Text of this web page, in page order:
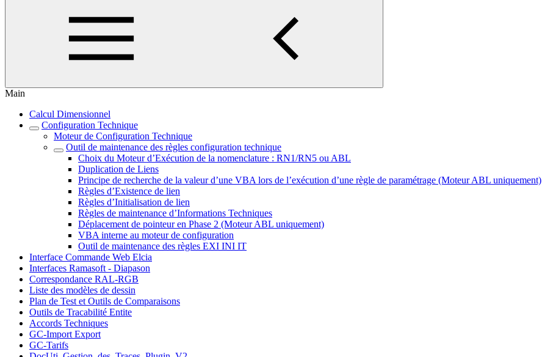
Main
Calcul Dimensionnel
Configuration Technique
Moteur de Configuration Technique
Outil de maintenance des règles configuration technique
Choix du Moteur d’Exécution de la nomenclature : RN1/RN5 ou ABL
Duplication de Liens
Principe de recherche de la valeur d’une VBA lors de l’exécution d’une règle de paramétrage (Moteur ABL uniquement)
Règles d’Existence de lien
Règles d’Initialisation de lien
Règles de maintenance d’Informations Techniques
Déplacement de pointeur en Phase 2 (Moteur ABL uniquement)
VBA interne au moteur de configuration
Outil de maintenance des règles EXI INI IT
Interface Commande Web Elcia
Interfaces Ramasoft - Diapason
Correspondance RAL-RGB
Liste des modèles de dessin
Plan de Test et Outils de Comparaisons
Outils de Tracabilité Entite
Accords Techniques
GC-Import Export
GC-Tarifs